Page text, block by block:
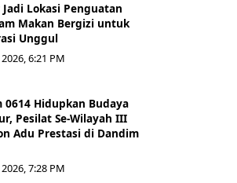
Jadi Lokasi Penguatan
Makan Bergizi untuk
Unggul
6:21 PM
0614 Hidupkan Budaya
Pesilat Se-Wilayah III
Adu Prestasi di Dandim
7:28 PM